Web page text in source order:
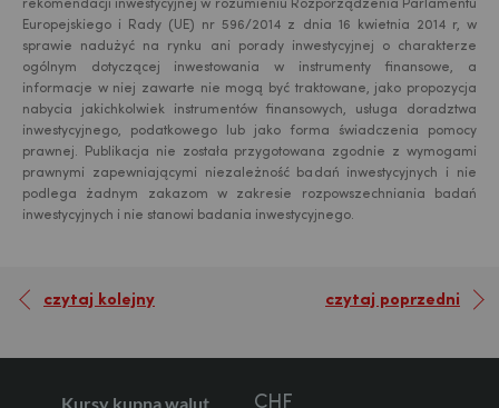
rekomendacji inwestycyjnej w rozumieniu Rozporządzenia Parlamentu
Europejskiego i Rady (UE) nr 596/2014 z dnia 16 kwietnia 2014 r, w
sprawie nadużyć na rynku ani porady inwestycyjnej o charakterze
ogólnym dotyczącej inwestowania w instrumenty finansowe, a
informacje w niej zawarte nie mogą być traktowane, jako propozycja
nabycia jakichkolwiek instrumentów finansowych, usługa doradztwa
inwestycyjnego, podatkowego lub jako forma świadczenia pomocy
prawnej. Publikacja nie została przygotowana zgodnie z wymogami
prawnymi zapewniającymi niezależność badań inwestycyjnych i nie
podlega żadnym zakazom w zakresie rozpowszechniania badań
inwestycyjnych i nie stanowi badania inwestycyjnego.
czytaj kolejny czytaj poprzedni
Kursy kupna walut
USD
EUR